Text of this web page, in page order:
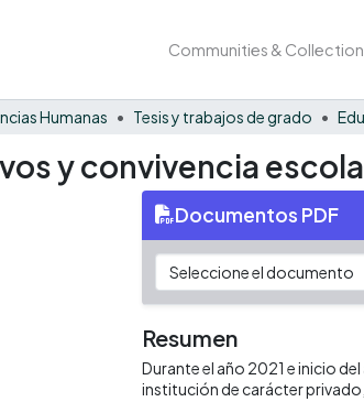
Communities &
Humanas Tesis y trabajos de grado
y convivencia
Documentos PDF
Resumen
Durante el año 2021 e inicio
institución de carácter